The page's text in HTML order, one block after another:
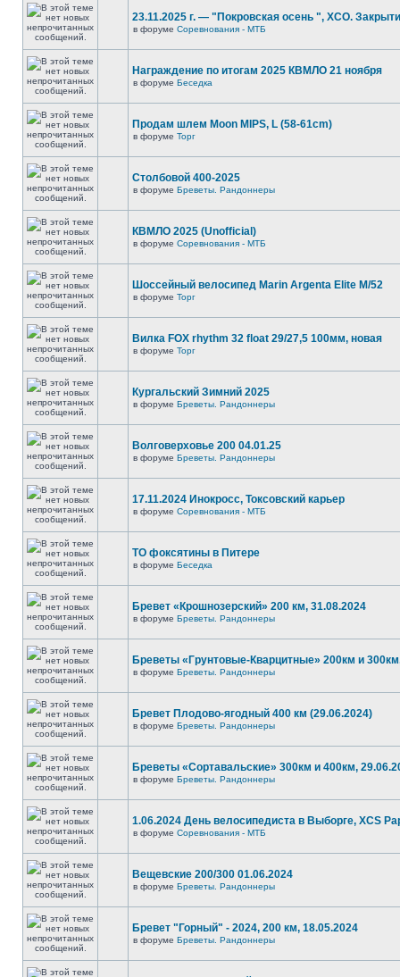
23.11.2025 г. — "Покровская осень ", XCO.
в форуме Соревнования - МТБ
Награждение по итогам 2025 КВМЛО 21 ноября
в форуме Беседка
Продам шлем Moon MIPS, L (58-61cm)
в форуме Торг
Столбовой 400-2025
в форуме Бреветы. Рандоннеры
КВМЛО 2025 (Unofficial)
в форуме Соревнования - МТБ
Шоссейный велосипед Marin Argenta Elite M/52
в форуме Торг
Вилка FOX rhythm 32 float 29/27,5 100мм, новая
в форуме Торг
Кургальский Зимний 2025
в форуме Бреветы. Рандоннеры
Волговерховье 200 04.01.25
в форуме Бреветы. Рандоннеры
17.11.2024 Инокросс, Токсовский карьер
в форуме Соревнования - МТБ
ТО фоксятины в Питере
в форуме Беседка
Бревет «Крошнозерский» 200 км, 31.08.2024
в форуме Бреветы. Рандоннеры
Бреветы «Грунтовые-Кварцитные» 200км и
в форуме Бреветы. Рандоннеры
Бревет Плодово-ягодный 400 км (29.06.2024)
в форуме Бреветы. Рандоннеры
Бреветы «Сортавальские» 300км и 400км,
в форуме Бреветы. Рандоннеры
1.06.2024 День велосипедиста в Выборге, XCS
в форуме Соревнования - МТБ
Вещевские 200/300 01.06.2024
в форуме Бреветы. Рандоннеры
Бревет "Горный" - 2024, 200 км, 18.05.2024
в форуме Бреветы. Рандоннеры